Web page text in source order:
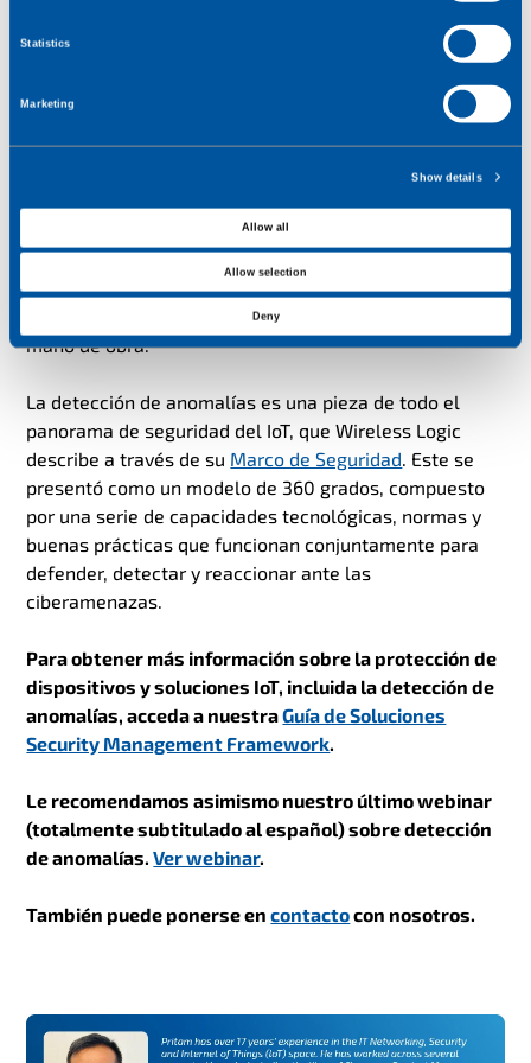
Statistics
Marketing
Show details
Allow all
Allow selection
Deny
Esto es un error, porque los mejores resultados se
obtienen cuando las empresas están preparadas, tanto
para prevenir los ataques como para detectarlos y
Incorporar la automatización a las medidas de
seguridad de su solución también le ayuda a gestionar
los costes y el tiempo de actuación, al reducir la
dependencia de tareas manuales que requieren mucha
mano de obra.
La detección de anomalías es una pieza de todo el
panorama de seguridad del IoT, que Wireless Logic
describe a través de su Marco de Seguridad. Este se
presentó como un modelo de 360 grados, compuesto
por una serie de capacidades tecnológicas, normas y
buenas prácticas que funcionan conjuntamente para
defender, detectar y reaccionar ante las
ciberamenazas.
Para obtener más información sobre la protección de
dispositivos y soluciones IoT, incluida la detección de
anomalías, acceda a nuestraGuía de Soluciones
Security Management Framework.
Le recomendamos asimismo nuestro último webinar
(totalmente subtitulado al español) sobre detección
de anomalías.Ver webinar.
También puede ponerse encontactocon nosotros.